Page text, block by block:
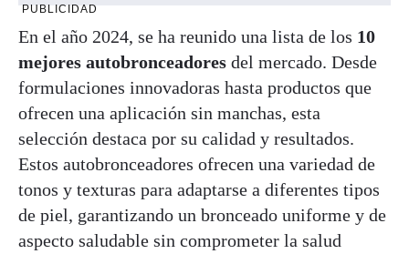
PUBLICIDAD
En el año 2024, se ha reunido una lista de los 10
mejores autobronceadores del mercado. Desde
formulaciones innovadoras hasta productos que
ofrecen una aplicación sin manchas, esta
selección destaca por su calidad y resultados.
Estos autobronceadores ofrecen una variedad de
tonos y texturas para adaptarse a diferentes tipos
de piel, garantizando un bronceado uniforme y de
aspecto saludable sin comprometer la salud